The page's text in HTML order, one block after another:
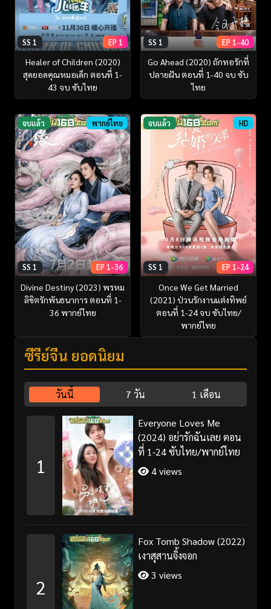
SS 1 EP 1
Healer of Children (2020)
สุดยอดคุณหมอเด็ก ตอนที่ 1-
43 จบ ซับไทย
SS 1 EP 1-40
Go Ahead (2020) ถักทอรักที่
ปลายฝัน ตอนที่ 1-40 จบ ซับ
ไทย
จบแล้ว พากย์ไทย
SS 1 EP 1-36
Divine Destiny (2023) พรหม
ลิขิตรักพันธนาการ ตอนที่ 1-
36 พากย์ไทย
จบแล้ว HD
SS 1 EP 1-24
Once We Get Married
(2021) ป่วนรักงานแต่งทิพย์
ตอนที่ 1-24 จบ ซับไทย/
พากย์ไทย
ซีรี่ย์จีน ยอดนิยม
วันนี้ 7 วัน 1 เดือน
1
Everyone Loves Me
(2024) อย่ารักฉันเลย ตอน
ที่ 1-24 ซับไทย/พากย์ไทย
4 views
2
Fox Tomb Shadow (2022)
เงาสุสานจิ้งจอก
3 views